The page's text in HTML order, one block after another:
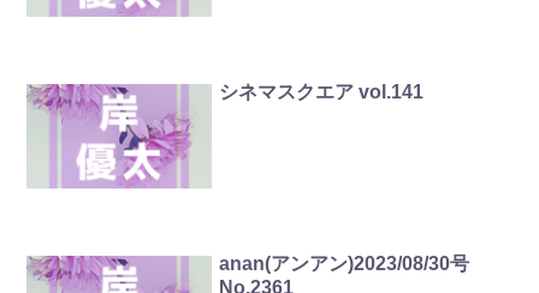
シネマスクエア vol.141
anan(アンアン)2023/08/30号
No.2361